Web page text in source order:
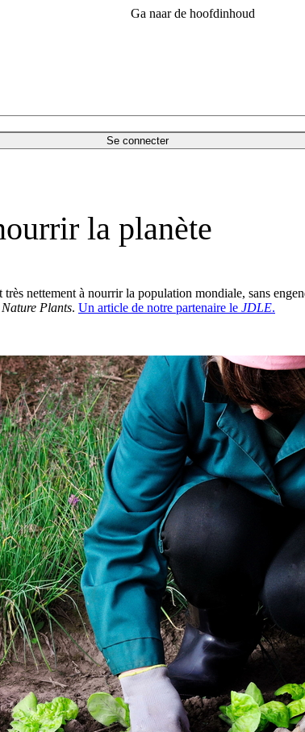
Ga naar de hoofdinhoud
Se connecter
la planète
nettement à nourrir la population mondiale, sans
Nature Plants. Un article de notre partenaire le JDLE.